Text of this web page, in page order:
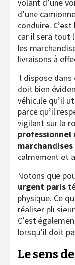
volant d’une
d’une
conduire.
car il sera tout
les
livraisons à
Il dispose dans
doit bien
véhicule qu’il
parce qu’il
vigilant sur la
professionnel
calmement et
Notons que
urgent paris
physique. Ce
réaliser
C’est
lorsqu’il doit
Le sens